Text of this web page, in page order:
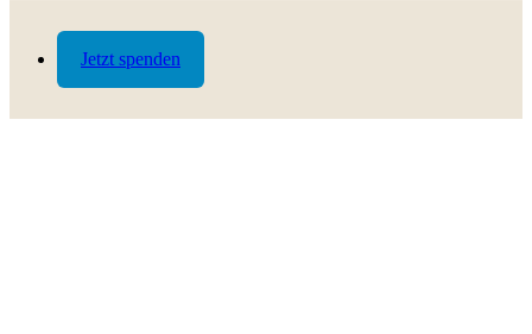
Jetzt spenden